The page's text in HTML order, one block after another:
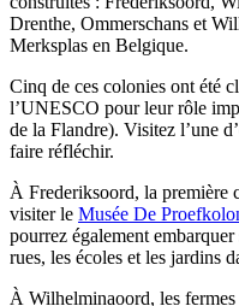
Drenthe, Ommerschans et
Merksplas en Belgique.
Cinq de ces colonies ont été
l’UNESCO pour leur rôle
de la Flandre). Visitez l’une
faire réfléchir.
À Frederiksoord, la première
visiter le Musée De
pourrez également embarquer
rues, les écoles et les jardins
À Wilhelminaoord, les fermes